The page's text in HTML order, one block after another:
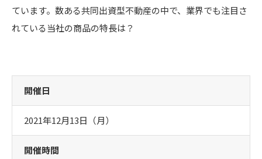
ています。数ある共同出資型不動産の中で、業界でも注目さ
れている当社の商品の特長は？
開催日
2021年12月13日（月）
開催時間